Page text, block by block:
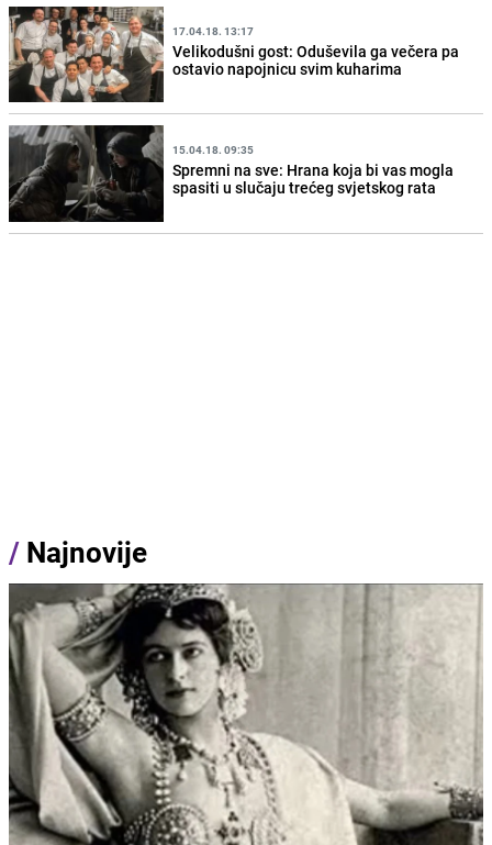
17.04.18. 13:17
Velikodušni gost: Oduševila ga večera pa
ostavio napojnicu svim kuharima
15.04.18. 09:35
Spremni na sve: Hrana koja bi vas mogla
spasiti u slučaju trećeg svjetskog rata
/ Najnovije